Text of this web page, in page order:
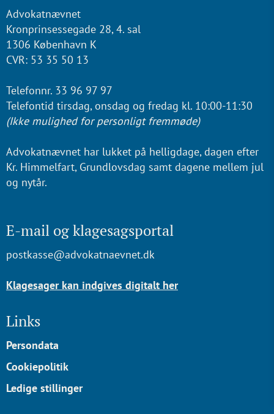
Advokatnævnet
Kronprinsessegade 28, 4. sal
1306 København K
CVR: 53 35 50 13
Telefonnr. 33 96 97 97
Telefontid tirsdag, onsdag og fredag kl. 10:00-11:30
(Ikke mulighed for personligt fremmøde)
Advokatnævnet har lukket på helligdage, dagen efter
Kr. Himmelfart, Grundlovsdag samt dagene mellem jul
og nytår.
E-mail og klagesagsportal
postkasse@advokatnaevnet.dk
Klagesager kan indgives digitalt her
Links
Persondata
Cookiepolitik
Ledige stillinger